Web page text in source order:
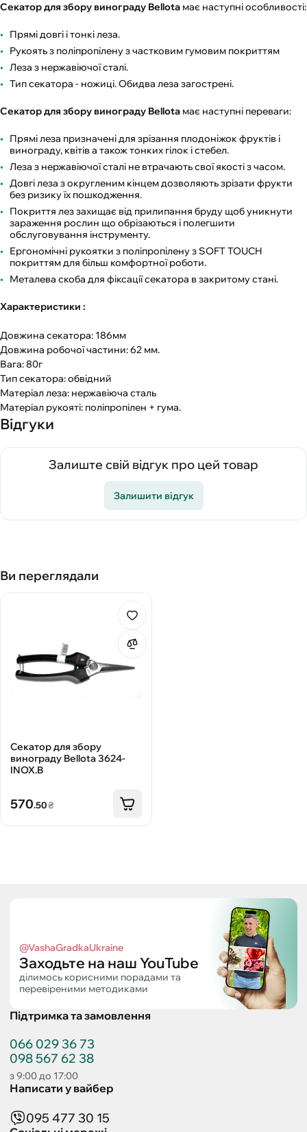
Секатор для збору винограду Bellota має наступні особливості:
Прямі довгі і тонкі леза.
Рукоять з поліпропілену з частковим гумовим покриттям
Леза з нержавіючої сталі.
Тип секатора - ножиці. Обидва леза загострені.
Секатор для збору винограду Bellota має наступні переваги:
Прямі леза призначені для зрізання плодоніжок фруктів і
винограду, квітів а також тонких гілок і стебел.
Леза з нержавіючої сталі не втрачають свої якості з часом.
Довгі леза з округленим кінцем дозволяють зрізати фрукти
без ризику їх пошкодження.
Покриття лез захищає від прилипання бруду щоб уникнути
зараження рослин що обрізаються і полегшити
обслуговування інструменту.
Ергономічні рукоятки з поліпропілену з SOFT TOUCH
покриттям для більш комфортної роботи.
Металева скоба для фіксації секатора в закритому стані.
Характеристики :
Довжина секатора: 186мм
Довжина робочої частини: 62 мм.
Вага: 80г
Тип секатора: обвідний
Матеріал леза: нержавіюча сталь
Матеріал рукояті: поліпропілен + гума.
Відгуки
Залиште свій відгук про цей товар
Залишити відгук
Ви переглядали
Секатор для збору
винограду Bellota 3624-
INOX.B
570.50₴
@VashaGradkaUkraine
Заходьте на наш YouTube
ділимось корисними порадами та
перевіреними методиками
Підтримка та замовлення
066 029 36 73
098 567 62 38
з 9:00 до 17:00
Написати у вайбер
095 477 30 15